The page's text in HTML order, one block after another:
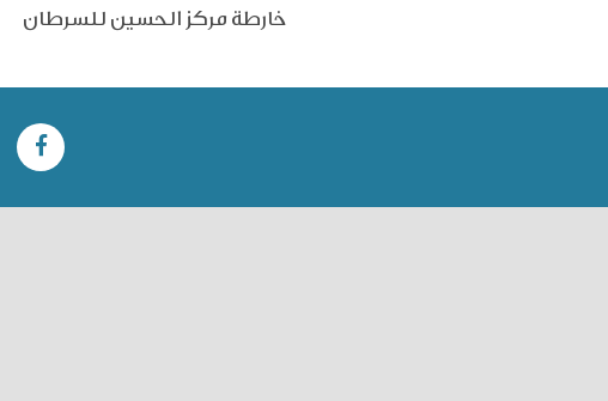
خارطة مركز الحسين للسرطان